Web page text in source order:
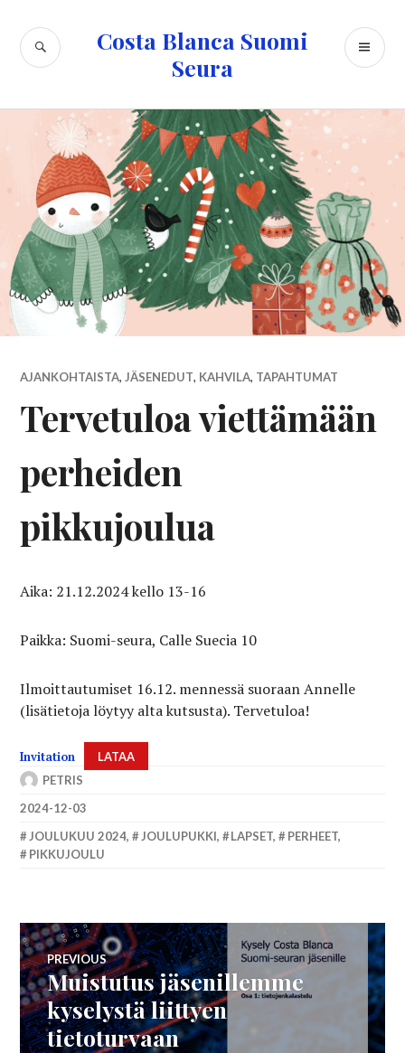
content
Costa Blanca Suomi
Seura
SEARCH
AJANKOHTAISTA, JÄSENEDUT, KAHVILA, TAPAHTUMAT
Tervetuloa viettämään
perheiden
pikkujoulua
Aika: 21.12.2024 kello 13-16
Paikka: Suomi-seura, Calle Suecia 10
Ilmoittautumiset 16.12. mennessä suoraan Annelle
(lisätietoja löytyy alta kutsusta). Tervetuloa!
Invitation
LATAA
PETRIS
2024-12-03
JOULUKUU 2024, JOULUPUKKI, LAPSET, PERHEET,
PIKKUJOULU
Artikkelien
selaus
PREVIOUS
Previous
post:
Muistutus jäsenillemme
kyselystä liittyen
tietoturvaan